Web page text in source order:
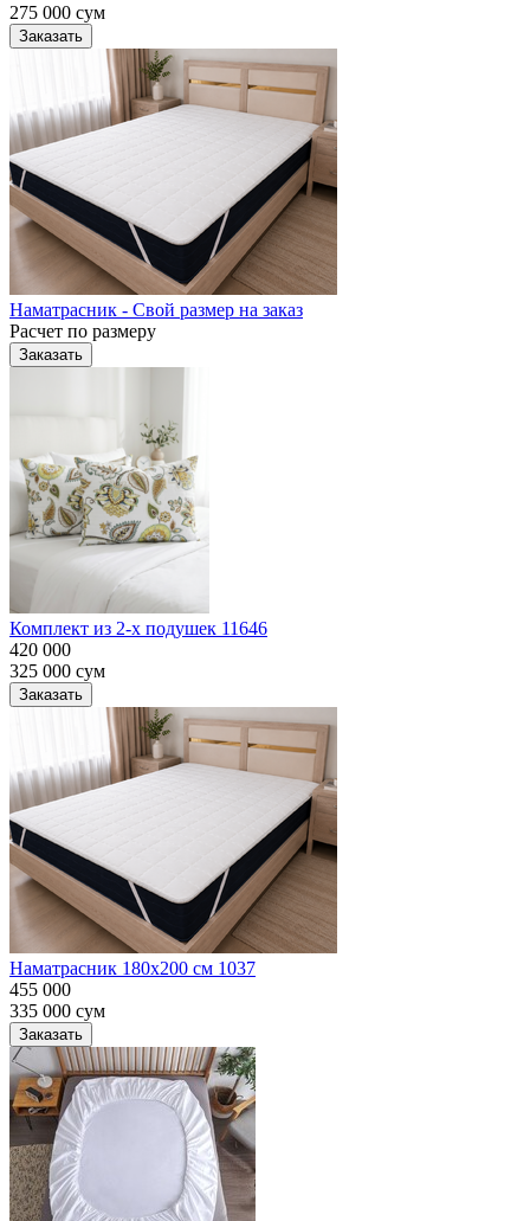
275 000 сум
Заказать
Наматрасник - Свой размер на заказ
Расчет по размеру
Заказать
Комплект из 2-х подушек 11646
420 000
325 000 сум
Заказать
Наматрасник 180х200 см 1037
455 000
335 000 сум
Заказать